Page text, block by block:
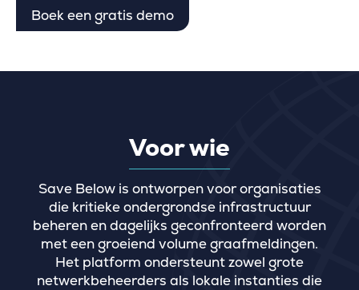
Boek een gratis demo
Voor wie
Save Below is ontworpen voor organisaties
die kritieke ondergrondse infrastructuur
beheren en dagelijks geconfronteerd worden
met een groeiend volume graafmeldingen.
Het platform ondersteunt zowel grote
netwerkbeheerders als lokale instanties die